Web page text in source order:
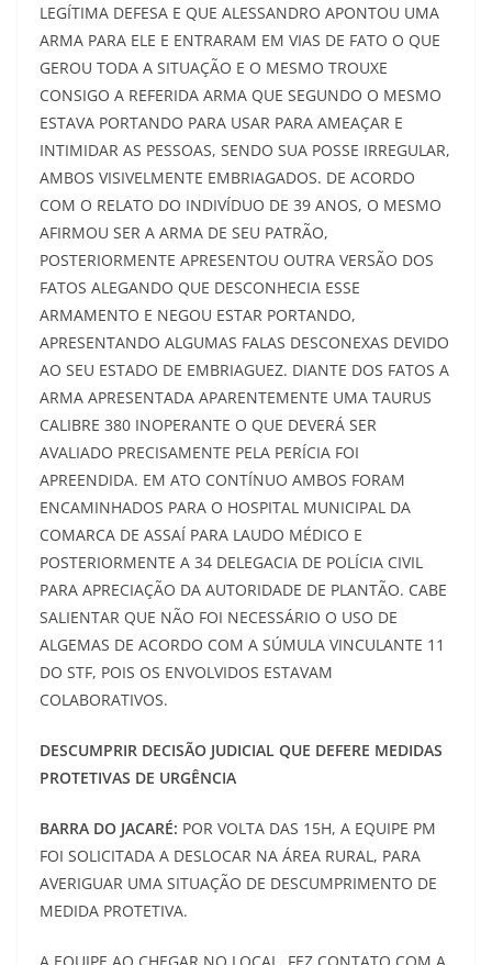
LEGÍTIMA DEFESA E QUE ALESSANDRO APONTOU UMA
ARMA PARA ELE E ENTRARAM EM VIAS DE FATO O QUE
GEROU TODA A SITUAÇÃO E O MESMO TROUXE
CONSIGO A REFERIDA ARMA QUE SEGUNDO O MESMO
ESTAVA PORTANDO PARA USAR PARA AMEAÇAR E
INTIMIDAR AS PESSOAS, SENDO SUA POSSE IRREGULAR,
AMBOS VISIVELMENTE EMBRIAGADOS. DE ACORDO
COM O RELATO DO INDIVÍDUO DE 39 ANOS, O MESMO
AFIRMOU SER A ARMA DE SEU PATRÃO,
POSTERIORMENTE APRESENTOU OUTRA VERSÃO DOS
FATOS ALEGANDO QUE DESCONHECIA ESSE
ARMAMENTO E NEGOU ESTAR PORTANDO,
APRESENTANDO ALGUMAS FALAS DESCONEXAS DEVIDO
AO SEU ESTADO DE EMBRIAGUEZ. DIANTE DOS FATOS A
ARMA APRESENTADA APARENTEMENTE UMA TAURUS
CALIBRE 380 INOPERANTE O QUE DEVERÁ SER
AVALIADO PRECISAMENTE PELA PERÍCIA FOI
APREENDIDA. EM ATO CONTÍNUO AMBOS FORAM
ENCAMINHADOS PARA O HOSPITAL MUNICIPAL DA
COMARCA DE ASSAÍ PARA LAUDO MÉDICO E
POSTERIORMENTE A 34 DELEGACIA DE POLÍCIA CIVIL
PARA APRECIAÇÃO DA AUTORIDADE DE PLANTÃO. CABE
SALIENTAR QUE NÃO FOI NECESSÁRIO O USO DE
ALGEMAS DE ACORDO COM A SÚMULA VINCULANTE 11
DO STF, POIS OS ENVOLVIDOS ESTAVAM
COLABORATIVOS.
DESCUMPRIR DECISÃO JUDICIAL QUE DEFERE MEDIDAS
PROTETIVAS DE URGÊNCIA
BARRA DO JACARÉ: POR VOLTA DAS 15H, A EQUIPE PM
FOI SOLICITADA A DESLOCAR NA ÁREA RURAL, PARA
AVERIGUAR UMA SITUAÇÃO DE DESCUMPRIMENTO DE
MEDIDA PROTETIVA.
A EQUIPE AO CHEGAR NO LOCAL, FEZ CONTATO COM A